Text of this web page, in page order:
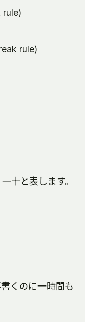
rule)
十と表します。
くのに一時間も